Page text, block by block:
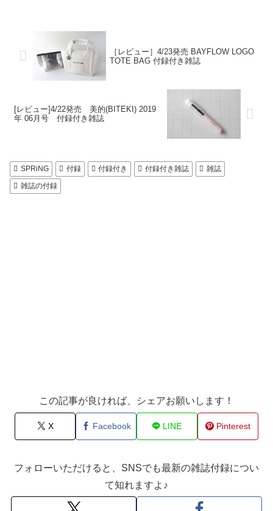
［レビュー］4/23発売 BAYFLOW LOGO
TOTE BAG 付録付き雑誌
[レビュー]4/22発売 美的(BITEKI) 2019
年 06月号 付録付き雑誌
SPRiNG 付録 付録付き 付録付き雑誌
雑誌
雑誌の付録
この記事が良ければ、シェアお願いします！
X Facebook LINE Pinterest
フォローいただけると、SNSでも最新の雑誌付録につい
て知れますよ♪